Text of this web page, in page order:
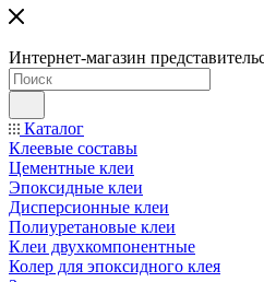
Интернет-магазин
Каталог
Клеевые составы
Цементные клеи
Эпоксидные клеи
Дисперсионные клеи
Полиуретановые клеи
Клеи двухкомпонентные
Колер для эпоксидного клея